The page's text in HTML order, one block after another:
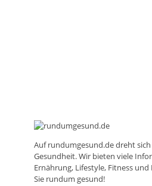
Aufrundumgesund.dedreht sich
Gesundheit. Wir bieten viele
Ernährung, Lifestyle, Fitness
Sie rundum gesund!